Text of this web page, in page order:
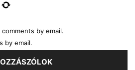
by email.
by email.